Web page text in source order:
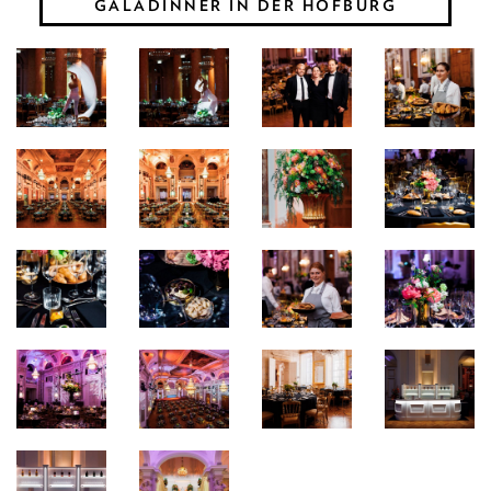
GALADINNER IN DER HOFBURG